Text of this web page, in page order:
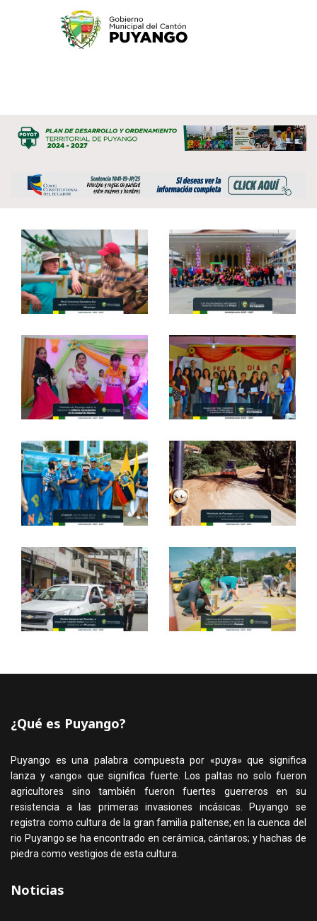
¿Qué es Puyango?
Puyango es una palabra compuesta por «puya» que significa
lanza y «ango» que significa fuerte. Los paltas no solo fueron
agricultores sino también fueron fuertes guerreros en su
resistencia a las primeras invasiones incásicas. Puyango se
registra como cultura de la gran familia paltense; en la cuenca del
rio Puyango se ha encontrado en cerámica, cántaros; y hachas de
piedra como vestigios de esta cultura.
Noticias